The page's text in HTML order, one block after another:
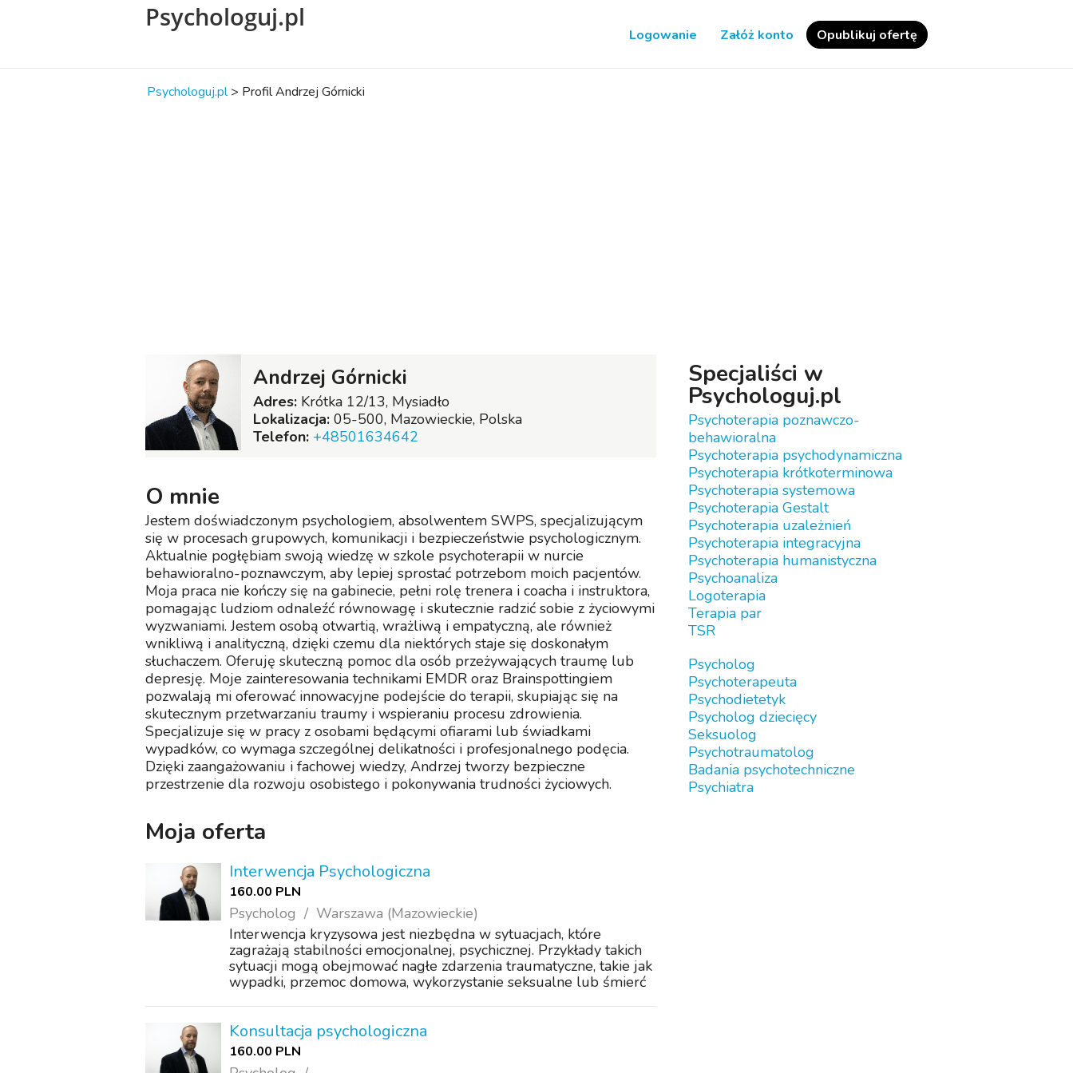
Psychologuj.pl
Logowanie Załóż konto Opublikuj ofertę
Psychologuj.pl > Profil Andrzej Górnicki
Andrzej Górnicki
Adres: Krótka 12/13, Mysiadło
Lokalizacja: 05-500, Mazowieckie, Polska
Telefon: +48501634642
O mnie
Jestem doświadczonym psychologiem, absolwentem SWPS, specjalizującym
się w procesach grupowych, komunikacji i bezpieczeństwie psychologicznym.
Aktualnie pogłębiam swoją wiedzę w szkole psychoterapii w nurcie
behawioralno-poznawczym, aby lepiej sprostać potrzebom moich pacjentów.
Moja praca nie kończy się na gabinecie, pełni rolę trenera i coacha i instruktora,
pomagając ludziom odnaleźć równowagę i skutecznie radzić sobie z życiowymi
wyzwaniami. Jestem osobą otwartią, wrażliwą i empatyczną, ale również
wnikliwą i analityczną, dzięki czemu dla niektórych staje się doskonałym
słuchaczem. Oferuję skuteczną pomoc dla osób przeżywających traumę lub
depresję. Moje zainteresowania technikami EMDR oraz Brainspottingiem
pozwalają mi oferować innowacyjne podejście do terapii, skupiając się na
skutecznym przetwarzaniu traumy i wspieraniu procesu zdrowienia.
Specjalizuje się w pracy z osobami będącymi ofiarami lub świadkami
wypadków, co wymaga szczególnej delikatności i profesjonalnego podęcia.
Dzięki zaangażowaniu i fachowej wiedzy, Andrzej tworzy bezpieczne
przestrzenie dla rozwoju osobistego i pokonywania trudności życiowych.
Moja oferta
Interwencja Psychologiczna
160.00 PLN
Psycholog
Warszawa (Mazowieckie)
Interwencja kryzysowa jest niezbędna w sytuacjach, które
zagrażają stabilności emocjonalnej, psychicznej. Przykłady takich
sytuacji mogą obejmować nagłe zdarzenia traumatyczne, takie jak
wypadki, przemoc domowa, wykorzystanie seksualne lub śmierć
Konsultacja psychologiczna
160.00 PLN
Specjaliści w
Psychologuj.pl
Psychoterapia poznawczo-
behawioralna
Psychoterapia psychodynamiczna
Psychoterapia krótkoterminowa
Psychoterapia systemowa
Psychoterapia Gestalt
Psychoterapia uzależnień
Psychoterapia integracyjna
Psychoterapia humanistyczna
Psychoanaliza
Logoterapia
Terapia par
TSR
Psycholog
Psychoterapeuta
Psychodietetyk
Psycholog dziecięcy
Seksuolog
Psychotraumatolog
Badania psychotechniczne
Psychiatra